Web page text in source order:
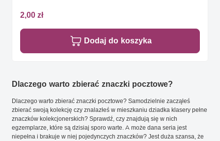
2,00 zł
Dodaj do koszyka
Dlaczego warto zbierać znaczki pocztowe?
Dlaczego warto zbierać znaczki pocztowe? Samodzielnie zacząłeś
zbierać swoją kolekcję czy znalazłeś w mieszkaniu dziadka klasery pełne
znaczków kolekcjonerskich? Sprawdź, czy znajdują się w nich
egzemplarze, które są dzisiaj sporo warte. A może dana seria jest
niepełna i brakuje w niej pojedynczych znaczków? Jest duża szansa, że